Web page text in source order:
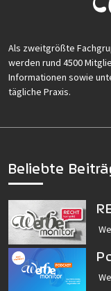
Als zweitgrößte
werden rund 4500
Informationen sowie
tägliche Praxis.
Beliebte